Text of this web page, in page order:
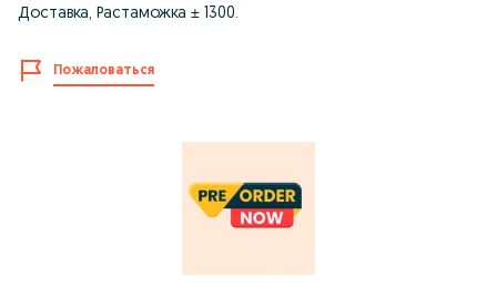
Доставка, Растаможка ± 1300.
Пожаловаться